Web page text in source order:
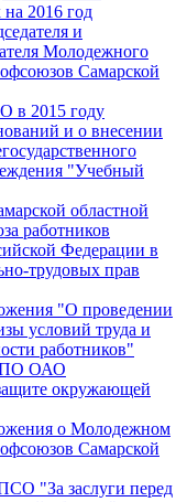
на 2016 год
и
Молодежного
Самарской
в 2015 году
и о внесении
"Учебный
областной
работников
Федерации в
трудовых прав
"О проведении
условий труда и
работников"
ОАО
окружающей
о Молодежном
Самарской
"За заслуги перед